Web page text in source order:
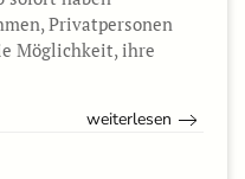
Privatpersonen
Möglichkeit, ihre
weiterlesen